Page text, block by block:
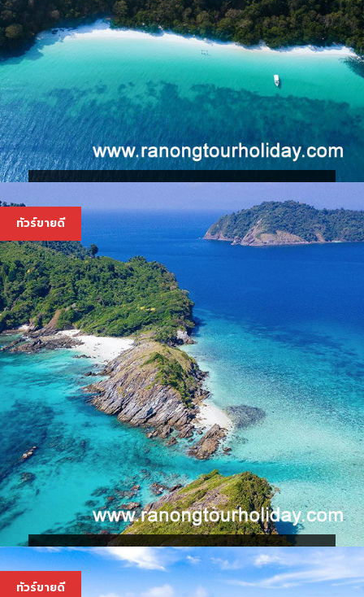
3,600 บ.
ทัวร์ขายดี
ทัวร์เกาะค๊อกเบิร์น เกาะช้างเผือก เกาะพม่า
3,600 บ.
ทัวร์ขายดี